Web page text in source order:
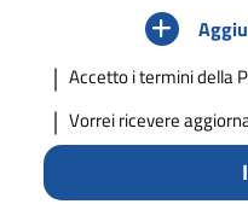
Accettoi termini della
Vorrei ricevere